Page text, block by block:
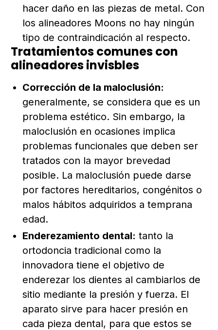
hacer daño en las piezas de metal. Con
los alineadores Moons no hay ningún
tipo de contraindicación al respecto.
Tratamientos comunes con
alineadores invisbles
Corrección de la maloclusión:
generalmente, se considera que es un
problema estético. Sin embargo, la
maloclusión en ocasiones implica
problemas funcionales que deben ser
tratados con la mayor brevedad
posible. La maloclusión puede darse
por factores hereditarios, congénitos o
malos hábitos adquiridos a temprana
edad.
Enderezamiento dental: tanto la
ortodoncia tradicional como la
innovadora tiene el objetivo de
enderezar los dientes al cambiarlos de
sitio mediante la presión y fuerza. El
aparato sirve para hacer presión en
cada pieza dental, para que estos se